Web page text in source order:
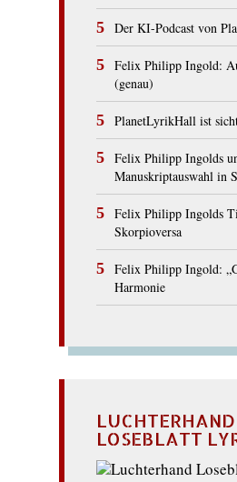
Der KI-Podcast von
Felix Philipp Ingold:
(genau)
PlanetLyrikHall ist
Felix Philipp Ingolds
Manuskriptauswahl in
Felix Philipp Ingolds
Skorpioversa
Felix Philipp Ingold:
Harmonie
LUCHTERHAND
LOSEBLATT